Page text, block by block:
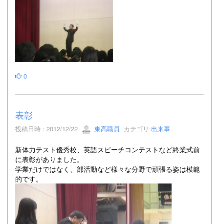
0
表彰
投稿日時 : 2012/12/22 東高職員 カテゴリ:出来事
新体力テスト優秀校、英語スピーチコンテストなど終業式前
に表彰がありました。
学業だけではなく、部活動など様々な分野で頑張る姿は模範
的です。